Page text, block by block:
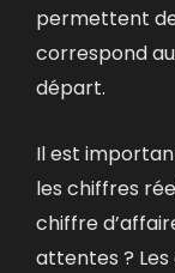
permettent
correspond
départ.
Il est
les chiffres
chiffre
attentes ?